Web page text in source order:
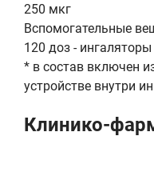
250 мкг
Вспомогательные
120 доз -
* в состав включен
устройстве внутри
Клинико-